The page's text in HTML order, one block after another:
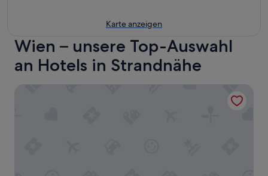
Karte anzeigen
Wien – unsere Top-Auswahl
an Hotels in Strandnähe